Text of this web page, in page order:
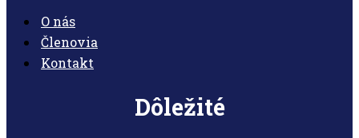
O nás
Členovia
Kontakt
Dôležité